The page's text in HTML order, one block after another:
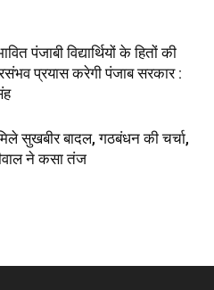
पंजाबी विद्यार्थियों के हितों की
प्रयास करेगी पंजाब सरकार :
सुखबीर बादल, गठबंधन की चर्चा,
ने कसा तंज